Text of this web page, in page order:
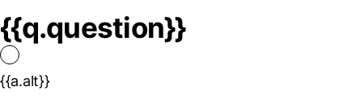
{{q.question}}
{{a.alt}}